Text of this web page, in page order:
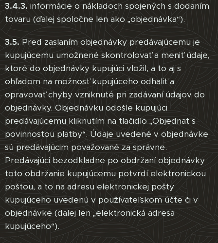
3.4.3. informácie o nákladoch spojených s dodaním
tovaru (ďalej spoločne len ako „objednávka“).
3.5. Pred zaslaním objednávky predávajúcemu je
kupujúcemu umožnené skontrolovať a meniť údaje,
ktoré do objednávky kupujúci vložil, a to aj s
ohľadom na možnosť kupujúceho odhaliť a
opravovať chyby vzniknuté pri zadávaní údajov do
objednávky. Objednávku odošle kupujúci
predávajúcemu kliknutím na tlačidlo „Objednať s
povinnosťou platby“. Údaje uvedené v objednávke
sú predávajúcim považované za správne.
Predávajúci bezodkladne po obdržaní objednávky
toto obdržanie kupujúcemu potvrdí elektronickou
poštou, a to na adresu elektronickej pošty
kupujúceho uvedenú v používateľskom účte či v
objednávke (ďalej len „elektronická adresa
kupujúceho“).